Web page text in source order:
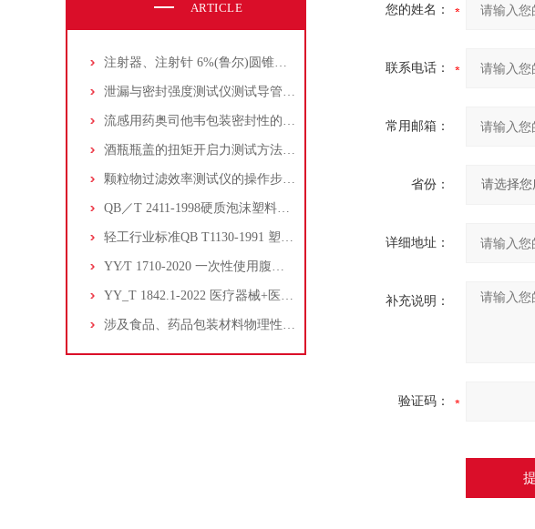
ARTICLE
注射器、注射针 6%(鲁尔)圆锥接头综合性能测试
泄漏与密封强度测试仪测试导管鞘压力下的液体泄漏
流感用药奥司他韦包装密封性的测试方法
酒瓶瓶盖的扭矩开启力测试方法与仪器介绍
颗粒物过滤效率测试仪的操作步骤与注意事项
QB／T 2411-1998硬质泡沫塑料水蒸气透过性能的测定：
轻工行业标准QB T1130-1991 塑料直角撕裂性能试验方法
YY∕T 1710-2020 一次性使用腹部穿刺器--穿刺力测试
YY_T 1842.1-2022 医疗器械+医用贮液容器输送系统用连接件
涉及食品、药品包装材料物理性能的检测
您的姓名：
联系电话：
常用邮箱：
省份：
详细地址：
补充说明：
验证码：